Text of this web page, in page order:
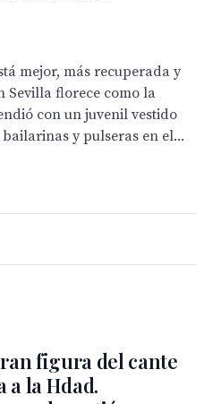
mejor, más recuperada y
Sevilla florece como la
con un juvenil vestido
y pulseras en el...
figura del cante
a la Hdad.